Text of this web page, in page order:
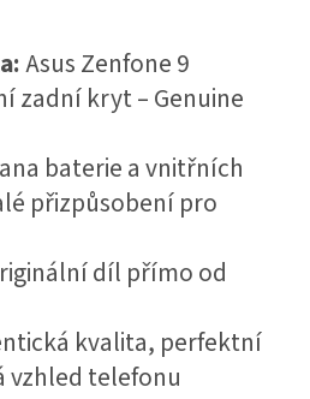
Asus Zenfone 9
zadní kryt – Genuine
baterie a vnitřních
přizpůsobení pro
díl přímo od
kvalita, perfektní
vzhled telefonu